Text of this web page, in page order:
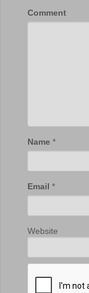
Comment
Name *
Email *
Website